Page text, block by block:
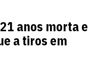
anos morta e
a tiros em